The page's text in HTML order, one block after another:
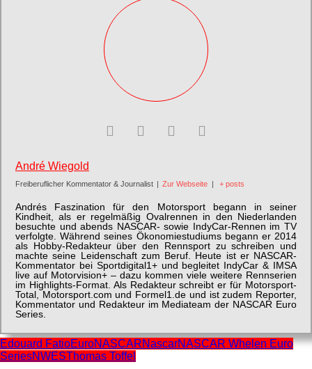
André Wiegold
Freiberuflicher Kommentator & Journalist | Zur Webseite | + posts
Andrés Faszination für den Motorsport begann in seiner
Kindheit, als er regelmäßig Ovalrennen in den Niederlanden
besuchte und abends NASCAR- sowie IndyCar-Rennen im TV
verfolgte. Während seines Ökonomiestudiums begann er 2014
als Hobby-Redakteur über den Rennsport zu schreiben und
machte seine Leidenschaft zum Beruf. Heute ist er NASCAR-
Kommentator bei Sportdigital1+ und begleitet IndyCar & IMSA
live auf Motorvision+ – dazu kommen viele weitere Rennserien
im Highlights-Format. Als Redakteur schreibt er für Motorsport-
Total, Motorsport.com und Formel1.de und ist zudem Reporter,
Kommentator und Redakteur im Mediateam der NASCAR Euro
Series.
Edouard FatioEuroNASCARNascarNASCAR Whelen Euro
SeriesNWESThomas Toffel